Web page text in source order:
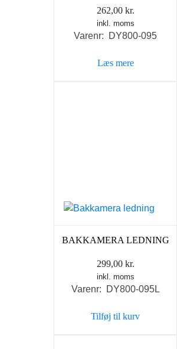
262,00 kr.
inkl. moms
Varenr: DY800-095
Læs mere
BAKKAMERA LEDNING
299,00 kr.
inkl. moms
Varenr: DY800-095L
Tilføj til kurv